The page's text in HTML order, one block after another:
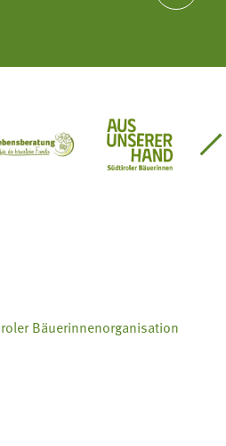
Mit Bäuerinnen lernen -
Lebensberatung für dieAus unserer
Bäuerinnenorganisation